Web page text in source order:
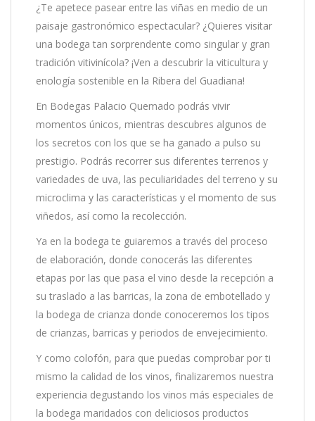
¿Te apetece pasear entre las viñas en medio de un
paisaje gastronómico espectacular? ¿Quieres visitar
una bodega tan sorprendente como singular y gran
tradición vitivinícola? ¡Ven a descubrir la viticultura y
enología sostenible en la Ribera del Guadiana!
En Bodegas Palacio Quemado podrás vivir
momentos únicos, mientras descubres algunos de
los secretos con los que se ha ganado a pulso su
prestigio. Podrás recorrer sus diferentes terrenos y
variedades de uva, las peculiaridades del terreno y su
microclima y las características y el momento de sus
viñedos, así como la recolección.
Ya en la bodega te guiaremos a través del proceso
de elaboración, donde conocerás las diferentes
etapas por las que pasa el vino desde la recepción a
su traslado a las barricas, la zona de embotellado y
la bodega de crianza donde conoceremos los tipos
de crianzas, barricas y periodos de envejecimiento.
Y como colofón, para que puedas comprobar por ti
mismo la calidad de los vinos, finalizaremos nuestra
experiencia degustando los vinos más especiales de
la bodega maridados con deliciosos productos